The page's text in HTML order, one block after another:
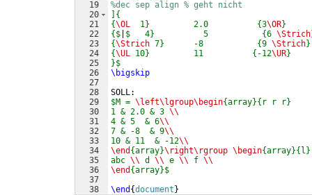
19
20
21
22
23
24
25
26
27
28
29
30
31
32
33
34
35
36
37
38
%dec sep align % geht nicht
]{
{\OL
  1}         2.0          {3
\OR}
{$ $   4}          5           {6 \Strich
{\Strich 7}      -8           {9 \Strich
{\UL 10}         11          {-12\UR}
}$
\bigskip
SOLL:
$M = \left\lgroup\begin{array}{r r r}
1 & 2.0 & 3 \\
4 & 5  & 6\\
7 & -8  & 9\\
10 & 11  & -12\\
\end {array}\right\rgroup \begin{array}{l}
abc \\ d \\ e \\ f \\
\end {array}$
\end {document}